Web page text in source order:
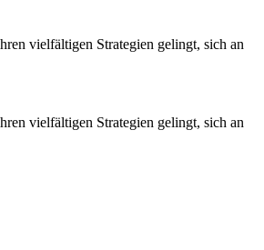
vielfältigen Strategien gelingt, sich an
vielfältigen Strategien gelingt, sich an